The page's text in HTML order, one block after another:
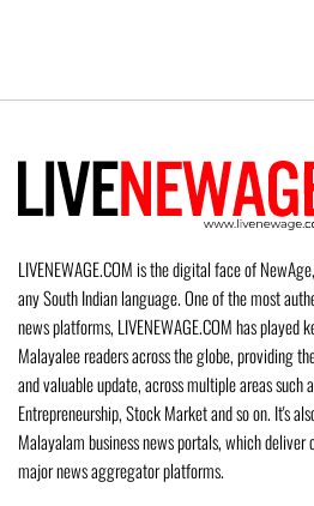
LIVENEWAGE.COM is the digital face of
any South Indian language. One of the most
news platforms, LIVENEWAGE.COM has played
Malayalee readers across the globe, providing
and valuable update, across multiple areas such
Entrepreneurship, Stock Market and so on. It's
Malayalam business news portals, which
major news aggregator platforms.